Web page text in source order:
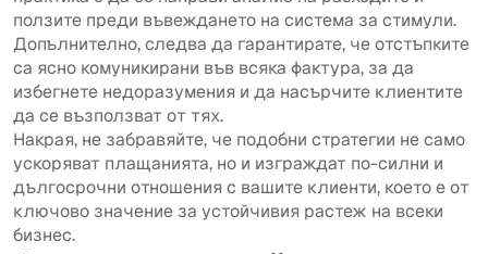
ползите преди въвеждането на система за стимули.
Допълнително, следва да гарантирате, че отстъпките
са ясно комуникирани във всяка фактура, за да
избегнете недоразумения и да насърчите клиентите
да се възползват от тях.
Накрая, не забравяйте, че подобни стратегии не само
ускоряват плащанията, но и изграждат по-силни и
дългосрочни отношения с вашите клиенти, което е от
ключово значение за устойчивия растеж на всеки
бизнес.